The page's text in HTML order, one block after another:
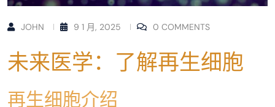
JOHN 9 1 月, 2025 0 COMMENTS
未来医学：了解再生细胞
再生细胞介绍